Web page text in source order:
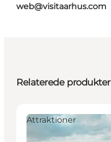
web@visitaarhus.com
Relaterede produkter
Attraktioner